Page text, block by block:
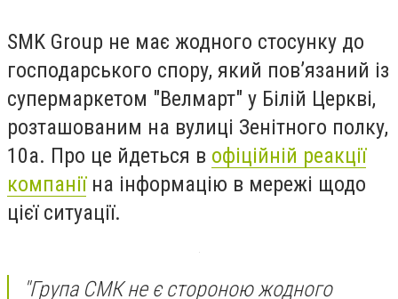
SMK Group не має жодного стосунку до
господарського спору, який пов’язаний із
супермаркетом "Велмарт" у Білій Церкві,
розташованим на вулиці Зенітного полку,
10а. Про це йдеться в офіційній реакції
компаніїна інформацію в мережі щодо
цієї ситуації.
"Група СМК не є стороною жодного